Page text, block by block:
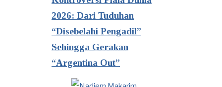
2026: Dari Tuduhan
“Disebelahi Pengadil”
Sehingga Gerakan
“Argentina Out”